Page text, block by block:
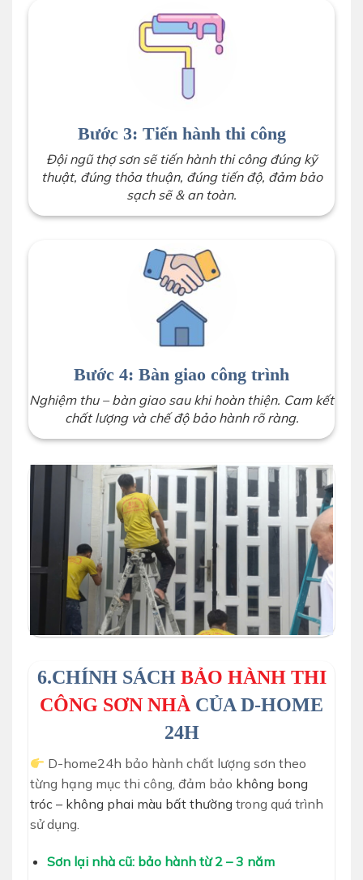
Bước 3: Tiến hành thi công
Đội ngũ thợ sơn sẽ tiến hành thi công đúng kỹ
thuật, đúng thỏa thuận, đúng tiến độ, đảm bảo
sạch sẽ & an toàn.
Bước 4: Bàn giao công trình
Nghiệm thu – bàn giao sau khi hoàn thiện. Cam kết
chất lượng và chế độ bảo hành rõ ràng.
6.CHÍNH SÁCH BẢO HÀNH THI
CÔNG SƠN NHÀ CỦA D-HOME
24H
D-home24h bảo hành chất lượng sơn theo
từng hạng mục thi công, đảm bảo không bong
tróc – không phai màu bất thường trong quá trình
sử dụng.
Sơn lại nhà cũ: bảo hành từ 2 – 3 năm